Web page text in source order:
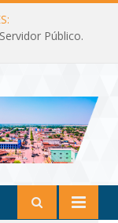
Público.